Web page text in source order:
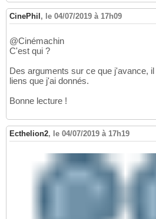
CinePhil , le 04/07/2019 à 17h09
@Cinémachin
C'est qui ?
Des arguments sur ce que j'avance,
liens que j'ai donnés.
Bonne lecture !
Ecthelion2, le 04/07/2019 à 17h19